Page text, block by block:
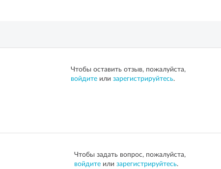
Чтобы оставить отзыв, пожалуйста,
войдите или зарегистрируйтесь.
Чтобы задать вопрос, пожалуйста,
войдите или зарегистрируйтесь.